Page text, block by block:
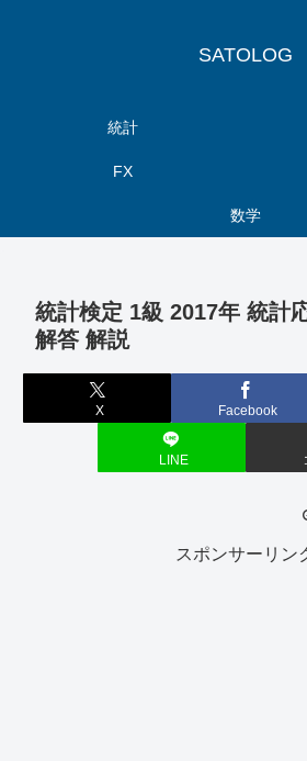
SATOLOG
統計
FX
数学
統計検定 1級 2017年 統計
解答 解説
X Facebook
LINE
スポンサーリン